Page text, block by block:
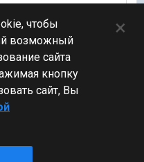
чтобы
возможный
сайта
кнопку
сайт, Вы
×